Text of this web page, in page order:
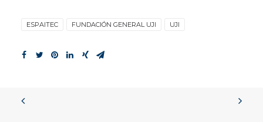
ESPAITEC FUNDACIÓN GENERAL UJI UJI